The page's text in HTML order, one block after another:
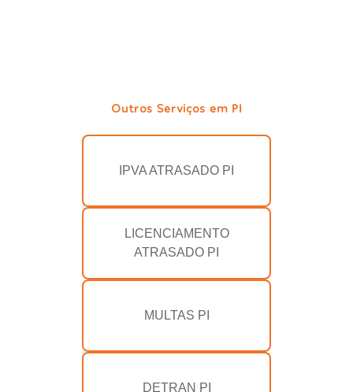
Outros Serviços em PI
IPVA ATRASADO PI
LICENCIAMENTO
ATRASADO PI
MULTAS PI
DETRAN PI